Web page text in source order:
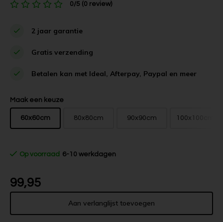
0/5 (0 review)
2 jaar garantie
Gratis verzending
Betalen kan met Ideal, Afterpay, Paypal en meer
Maak een keuze
60x60cm 80x80cm 90x90cm 100x100cm
Op voorraad 6-10 werkdagen
99,95
Aan verlanglijst toevoegen